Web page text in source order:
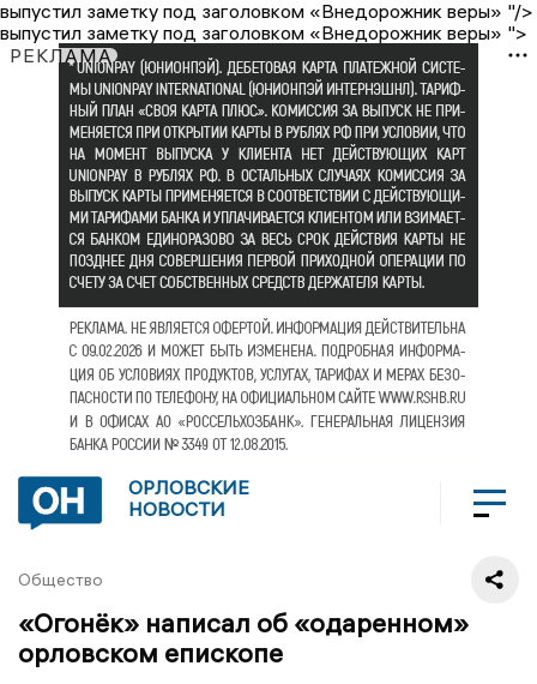
выпустил заметку под заголовком «Внедорожник веры» "/>
выпустил заметку под заголовком «Внедорожник веры» ">
РЕКЛАМА
ОРЛОВСКИЕ
НОВОСТИ
Общество
«Огонёк» написал об «одаренном»
орловском епископе